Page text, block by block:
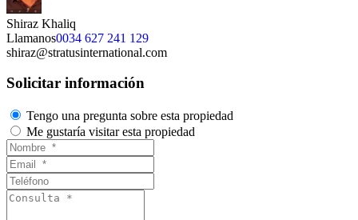
Shiraz Khaliq
Llamanos0034 627 241 129
shiraz@stratusinternational.com
Solicitar información
Tengo una pregunta sobre esta propiedad
Me gustaría visitar esta propiedad